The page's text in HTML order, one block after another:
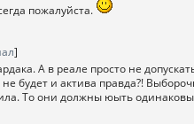
пожалуйста.
]
А в реале просто не
будет и актива правда?!
То они должны юыть